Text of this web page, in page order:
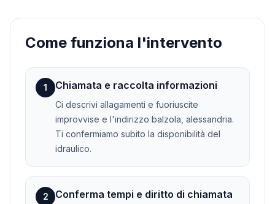
Come funziona l'intervento
1 Chiamata e raccolta informazioni
Ci descrivi allagamenti e fuoriuscite
improvvise e l'indirizzo balzola, alessandria.
Ti confermiamo subito la disponibilità del
idraulico.
2 Conferma tempi e diritto di chiamata